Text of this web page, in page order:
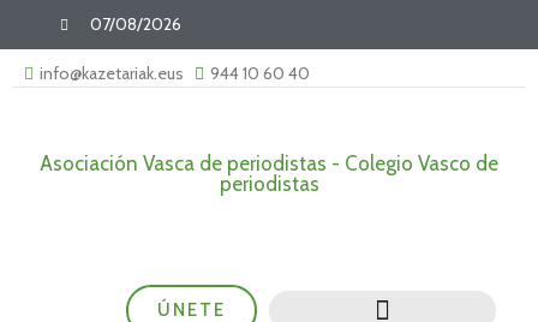
07/08/2026
info@kazetariak.eus 944 10 60 40
Asociación Vasca de periodistas - Colegio Vasco de
periodistas
ÚNETE